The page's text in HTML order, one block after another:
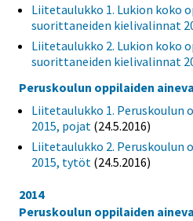
Liitetaulukko 1. Lukion koko
suorittaneiden kielivalinnat
Liitetaulukko 2. Lukion koko
suorittaneiden kielivalinnat
Peruskoulun oppilaiden
Liitetaulukko 1. Peruskoulun
2015, pojat (24.5.2016)
Liitetaulukko 2. Peruskoulun
2015, tytöt (24.5.2016)
2014
Peruskoulun oppilaiden